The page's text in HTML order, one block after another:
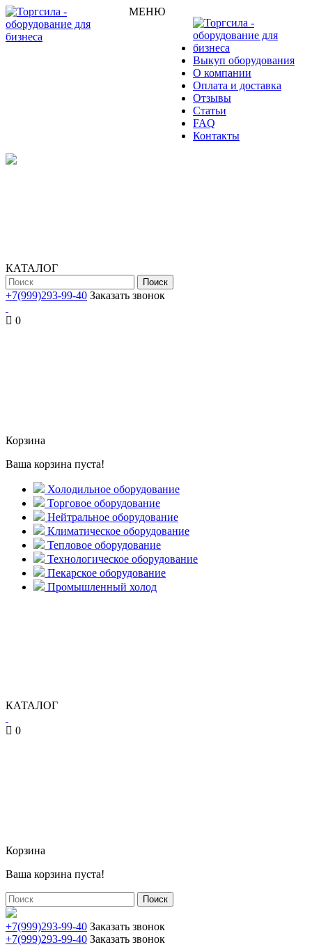
МЕНЮ
Выкуп оборудования
О компании
Оплата и доставка
Отзывы
Статьи
FAQ
Контакты
КАТАЛОГ
Поиск
+7(999)293-99-40 Заказать звонок
0
Корзина
Ваша корзина пуста!
Холодильное оборудование
Торговое оборудование
Нейтральное оборудование
Климатическое оборудование
Тепловое оборудование
Технологическое оборудование
Пекарское оборудование
Промышленный холод
КАТАЛОГ
0
Корзина
Ваша корзина пуста!
Поиск
+7(999)293-99-40 Заказать звонок
+7(999)293-99-40 Заказать звонок